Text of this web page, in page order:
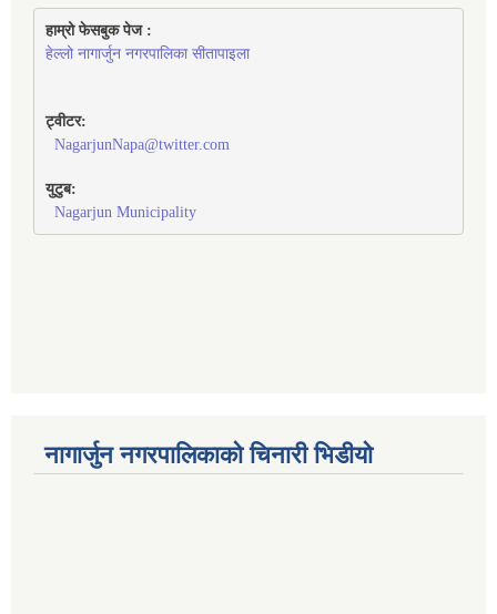
हाम्रो फेसबुक पेज :
हेल्लो नागार्जुन नगरपालिका सीतापाइला
ट्वीटर:
NagarjunNapa@twitter.com
युटुब:
Nagarjun Municipality
नागार्जुन नगरपालिकाको चिनारी भिडीयो